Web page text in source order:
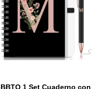
BBTO 1 Set Cuaderno con